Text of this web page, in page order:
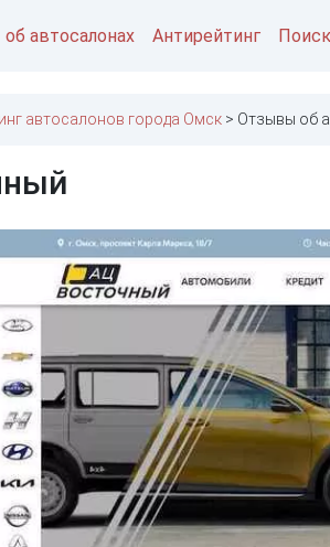
автосалонах Антирейтинг Поиск
автосалонов города Омск Отзывы об